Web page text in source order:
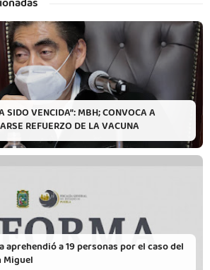
SIDO VENCIDA”: MBH; CONVOCA A
REFUERZO DE LA VACUNA
aprehendió a 19 personas por el caso del
Miguel